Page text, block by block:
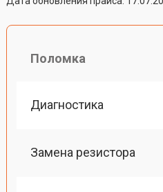
Поломка
Диагностика
Замена резистора